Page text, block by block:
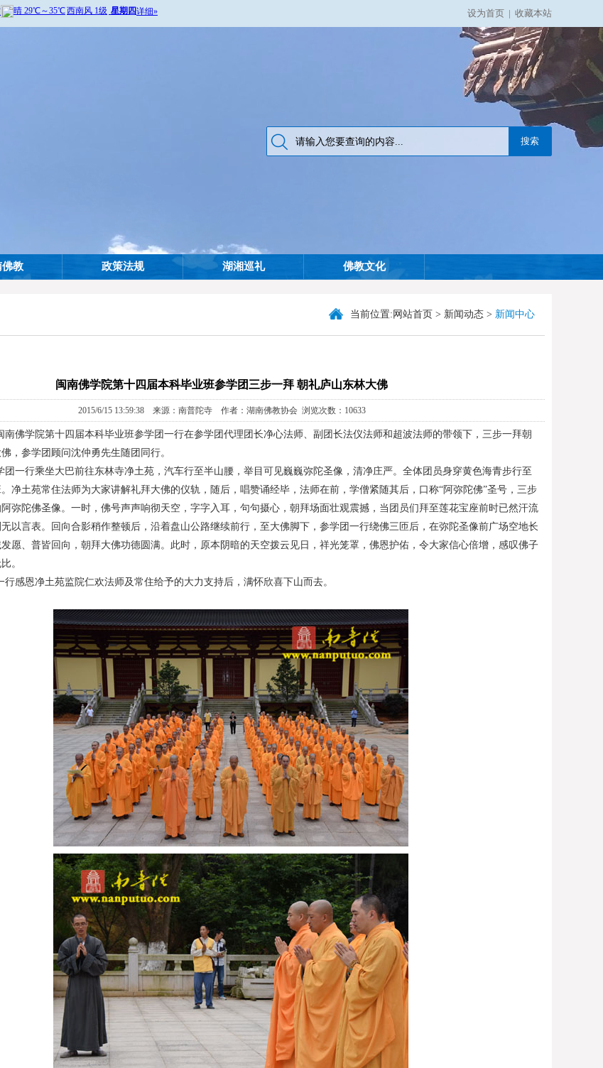
设为首页 | 收藏本站
教 政策法规 湖湘巡礼 佛教文化
当前位置: 网站首页 > 新闻动态 > 新闻中心
闽南佛学院第十四届本科毕业班参学团三步一拜 朝礼庐山东林大佛
2015/6/15 13:59:38 来源：南普陀寺 作者：湖南佛教协会 浏览次数：10633
南佛学院第十四届本科毕业班参学团一行在参学团代理团长净心法师、副团长法仪法师和超波法师的带领下，三步一拜朝
，参学团顾问沈仲勇先生随团同行。
团一行乘坐大巴前往东林寺净土苑，汽车行至半山腰，举目可见巍巍弥陀圣像，清净庄严。全体团员身穿黄色海青步行至
净土苑常住法师为大家讲解礼拜大佛的仪轨，随后，唱赞诵经毕，法师在前，学僧紧随其后，口称“阿弥陀佛”圣号，三步
弥陀佛圣像。一时，佛号声声响彻天空，字字入耳，句句摄心，朝拜场面壮观震撼，当团员们拜至莲花宝座前时已然汗流
以言表。回向合影稍作整顿后，沿着盘山公路继续前行，至大佛脚下，参学团一行绕佛三匝后，在弥陀圣像前广场空地长
愿、普皆回向，朝拜大佛功德圆满。此时，原本阴暗的天空拨云见日，祥光笼罩，佛恩护佑，令大家信心倍增，感叹佛子
。
行感恩净土苑监院仁欢法师及常住给予的大力支持后，满怀欣喜下山而去。